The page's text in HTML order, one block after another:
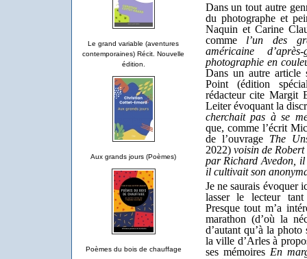
Le grand variable (aventures
contemporaines) Récit. Nouvelle
édition.
Aux grands jours (Poèmes)
Poèmes du bois de chauffage
Dans un tout autre
du photographe et
Naquin et Carine
comme l’un des
américaine
photographie en
Dans un autre article
Point (édition
rédacteur cite Margit
Leiter évoquant la
cherchait pas à se
que, comme l’écrit
de l’ouvrage The
2022) voisin de
par Richard Avedon,
il cultivait son
Je ne saurais évoquer
lasser le lecteur tant
Presque tout m’a
marathon (d’où la
d’autant qu’à la
la ville d’Arles à
ses mémoires En